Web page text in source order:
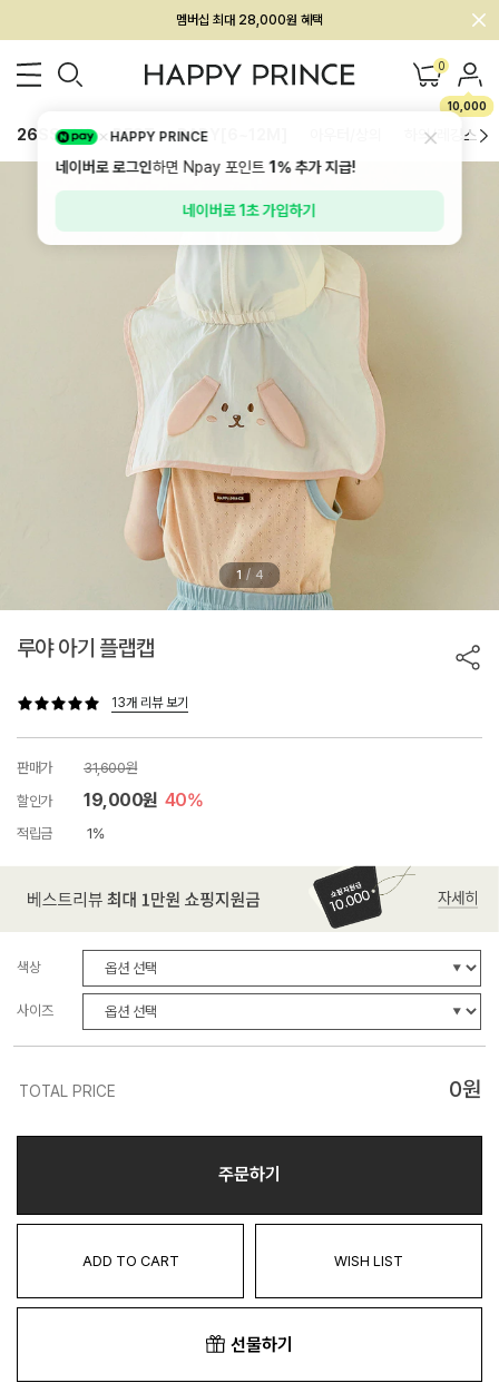
회원전용 아울렛, 가입하면 ~60% 할인!
멤버십 최대 28,000원 혜택 0
10,000
26SS 신상 BEST BABY[6~12M] 하의/레깅스
1 / 4
루야 아기 플랩캡
13개 리뷰 보기
판매가
31,600원
할인가
19,000원 40%
적립금 1%
색상
사이즈
TOTAL PRICE 0원
주문하기
ADD TO CART WISH LIST
선물하기
HAPPY PRINCE
네이버로 로그인하면 Npay 포인트1%추가 지급!
네이버로 1초 가입하기